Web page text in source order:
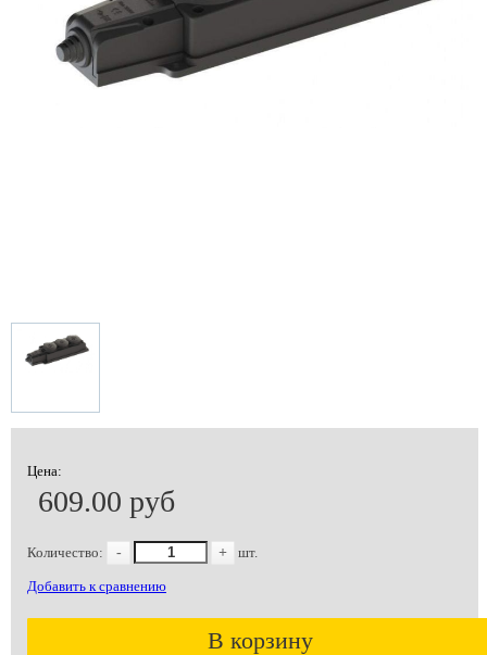
Цена:
609.00 руб
Количество: - + шт.
Добавить к сравнению
В корзину